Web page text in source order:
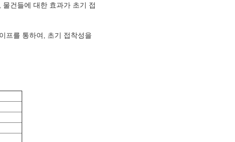
건들에 대한 효과가 초기 접
프를 통하여, 초기 접착성을